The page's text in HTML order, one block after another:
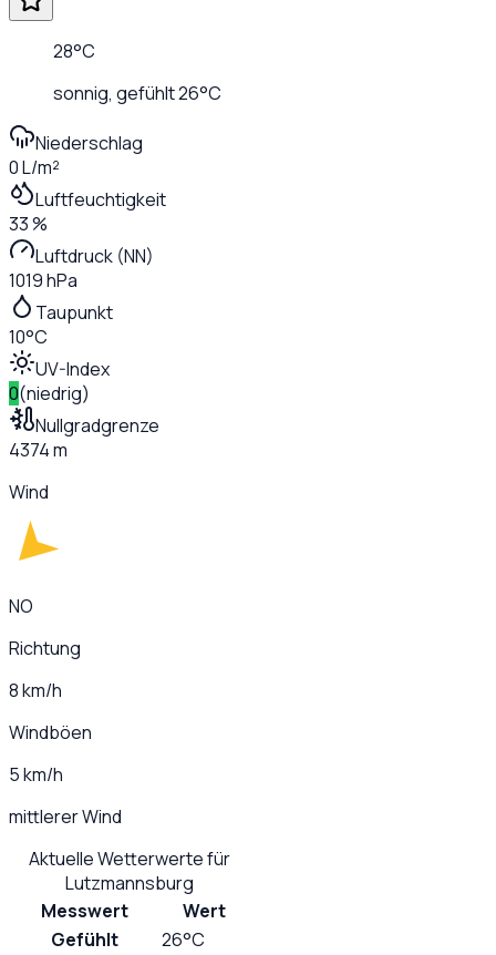
28°C
sonnig, gefühlt26°C
Niederschlag
0 L/m²
Luftfeuchtigkeit
33 %
Luftdruck (NN)
1019 hPa
Taupunkt
10°C
UV-Index
0(niedrig)
Nullgradgrenze
4374 m
Wind
NO
Richtung
8 km/h
Windböen
5 km/h
mittlerer Wind
Aktuelle Wetterwerte für
Lutzmannsburg
Messwert
Wert
Gefühlt
26°C